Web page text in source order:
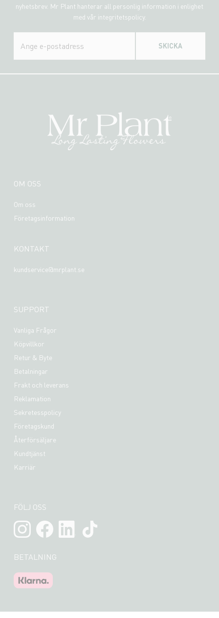
nyhetsbrev. Mr Plant hanterar all personlig information i enlighet
med vår integritetspolicy.
SKICKA
OM OSS
Om oss
Företagsinformation
KONTAKT
kundservice@mrplant.se
SUPPORT
Vanliga Frågor
Köpvillkor
Retur & Byte
Betalningar
Frakt och leverans
Reklamation
Sekretesspolicy
Företagskund
Återförsäljare
Kundtjänst
Karriär
FÖLJ OSS
BETALNING